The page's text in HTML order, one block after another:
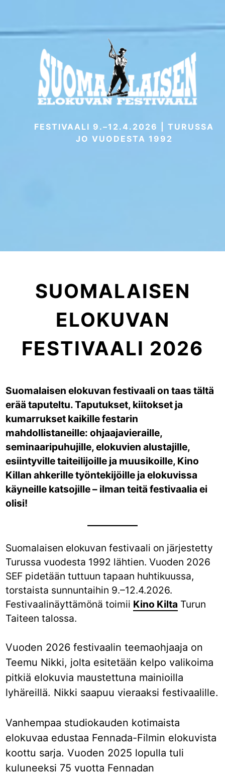
content
FESTIVAALI 9.–12.4.2026 | TURUSSA
JO VUODESTA 1992
SUOMALAISEN
ELOKUVAN
FESTIVAALI 2026
Suomalaisen elokuvan festivaali on taas tältä
erää taputeltu. Taputukset, kiitokset ja
kumarrukset kaikille festarin
mahdollistaneille: ohjaajavieraille,
seminaaripuhujille, elokuvien alustajille,
esiintyville taiteilijoille ja muusikoille, Kino
Killan ahkerille työntekijöille ja elokuvissa
käyneille katsojille – ilman teitä festivaalia ei
olisi!
Suomalaisen elokuvan festivaali on järjestetty
Turussa vuodesta 1992 lähtien. Vuoden 2026
SEF pidetään tuttuun tapaan huhtikuussa,
torstaista sunnuntaihin 9.–12.4.2026.
Festivaalinäyttämönä toimii Kino Kilta Turun
Taiteen talossa.
Vuoden 2026 festivaalin teemaohjaaja on
Teemu Nikki, jolta esitetään kelpo valikoima
pitkiä elokuvia maustettuna mainioilla
lyhäreillä. Nikki saapuu vieraaksi festivaalille.
Vanhempaa studiokauden kotimaista
elokuvaa edustaa Fennada-Filmin elokuvista
koottu sarja. Vuoden 2025 lopulla tuli
kuluneeksi 75 vuotta Fennadan